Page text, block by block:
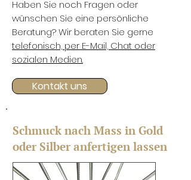
Haben Sie noch Fragen oder
wünschen Sie eine persönliche
Beratung? Wir beraten Sie gerne
telefonisch, per E-Mail, Chat oder
sozialen Medien.
Kontakt uns
Schmuck nach Mass in Gold
oder Silber anfertigen lassen